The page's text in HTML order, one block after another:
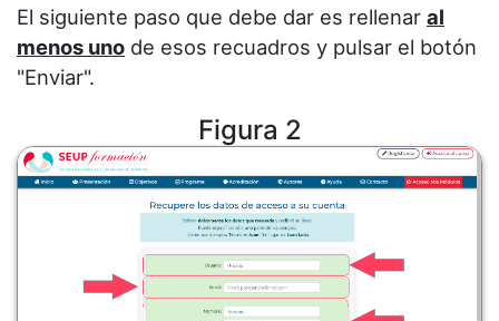
El siguiente paso que debe dar es rellenar al
menos uno de esos recuadros y pulsar el botón
"Enviar".
Figura 2